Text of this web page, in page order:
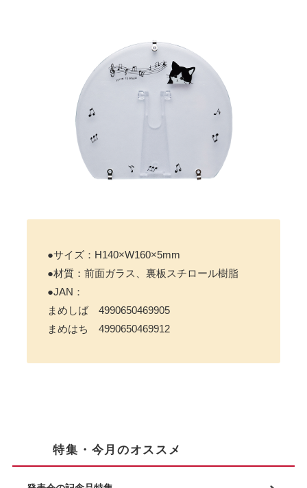
●サイズ：H140×W160×5mm
●材質：前面ガラス、裏板スチロール樹脂
●JAN：
まめしば 4990650469905
まめはち 4990650469912
特集・今月のオススメ